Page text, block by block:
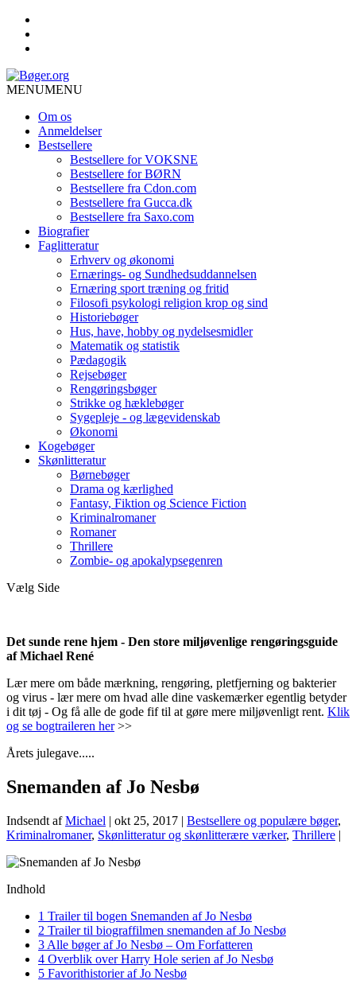
MENUMENU
Om os
Anmeldelser
Bestsellere
Bestsellere for VOKSNE
Bestsellere for BØRN
Bestsellere fra Cdon.com
Bestsellere fra Gucca.dk
Bestsellere fra Saxo.com
Biografier
Faglitteratur
Erhverv og økonomi
Ernærings- og Sundhedsuddannelsen
Ernæring sport træning og fritid
Filosofi psykologi religion krop og sind
Historiebøger
Hus, have, hobby og nydelsesmidler
Matematik og statistik
Pædagogik
Rejsebøger
Rengøringsbøger
Strikke og hæklebøger
Sygepleje - og lægevidenskab
Økonomi
Kogebøger
Skønlitteratur
Børnebøger
Drama og kærlighed
Fantasy, Fiktion og Science Fiction
Kriminalromaner
Romaner
Thrillere
Zombie- og apokalypsegenren
Vælg Side
Det sunde rene hjem - Den store miljøvenlige rengøringsguide
af Michael René
Lær mere om både mærkning, rengøring, pletfjerning og bakterier
og virus - lær mere om hvad alle dine vaskemærker egentlig betyder
i dit tøj - Og få alle de gode fif til at gøre mere miljøvenligt rent. Klik
og se bogtraileren her>>
Årets julegave.....
Snemanden af Jo Nesbø
Indsendt afMichael | okt 25, 2017 | Bestsellere og populære bøger,
Kriminalromaner, Skønlitteratur og skønlitterære værker, Thrillere |
Indhold
1 Trailer til bogen Snemanden af Jo Nesbø
2 Trailer til biograffilmen snemanden af Jo Nesbø
3 Alle bøger af Jo Nesbø – Om Forfatteren
4 Overblik over Harry Hole serien af Jo Nesbø
5 Favorithistorier af Jo Nesbø